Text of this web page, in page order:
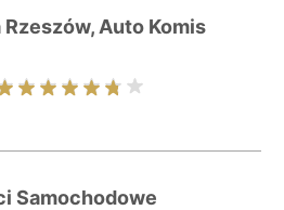
Auto Komis
Samochodowe